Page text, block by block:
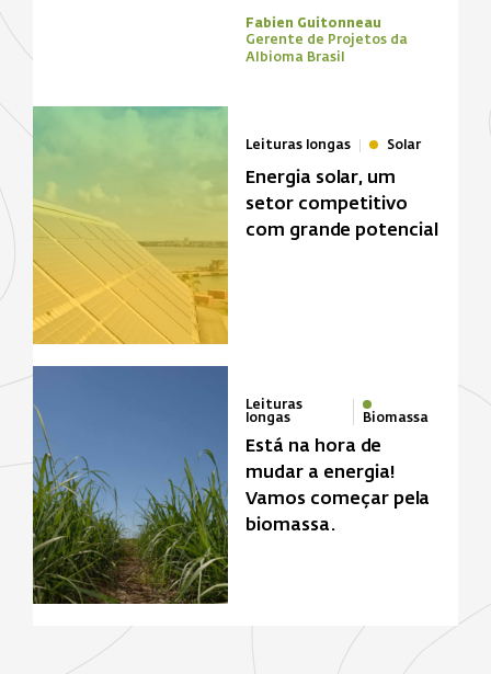
Fabien Guitonneau
Gerente de Projetos da
Albioma Brasil
Leituras longas Solar
Energia solar, um
setor competitivo
com grande potencial
Leituras
longas
Biomassa
Está na hora de
mudar a energia!
Vamos começar pela
biomassa.
Zona de foco
Biomassa Energia solar